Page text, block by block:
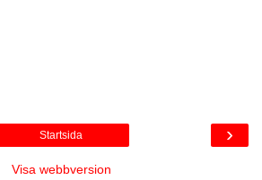
›
Startsida
Visa webbversion